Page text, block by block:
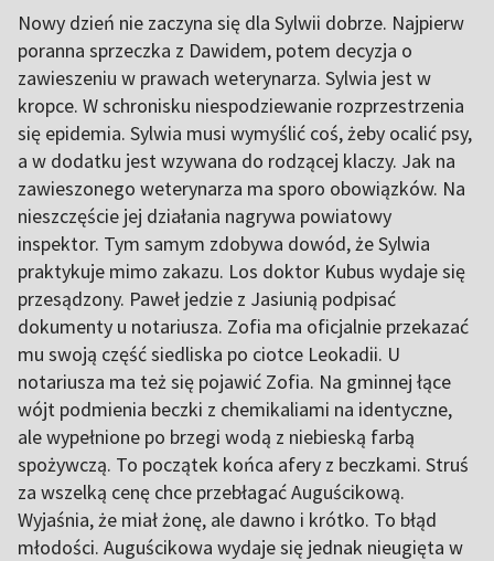
Nowy dzień nie zaczyna się dla Sylwii dobrze. Najpierw
poranna sprzeczka z Dawidem, potem decyzja o
zawieszeniu w prawach weterynarza. Sylwia jest w
kropce. W schronisku niespodziewanie rozprzestrzenia
się epidemia. Sylwia musi wymyślić coś, żeby ocalić psy,
a w dodatku jest wzywana do rodzącej klaczy. Jak na
zawieszonego weterynarza ma sporo obowiązków. Na
nieszczęście jej działania nagrywa powiatowy
inspektor. Tym samym zdobywa dowód, że Sylwia
praktykuje mimo zakazu. Los doktor Kubus wydaje się
przesądzony. Paweł jedzie z Jasiunią podpisać
dokumenty u notariusza. Zofia ma oficjalnie przekazać
mu swoją część siedliska po ciotce Leokadii. U
notariusza ma też się pojawić Zofia. Na gminnej łące
wójt podmienia beczki z chemikaliami na identyczne,
ale wypełnione po brzegi wodą z niebieską farbą
spożywczą. To początek końca afery z beczkami. Struś
za wszelką cenę chce przebłagać Auguścikową.
Wyjaśnia, że miał żonę, ale dawno i krótko. To błąd
młodości. Auguścikowa wydaje się jednak nieugięta w